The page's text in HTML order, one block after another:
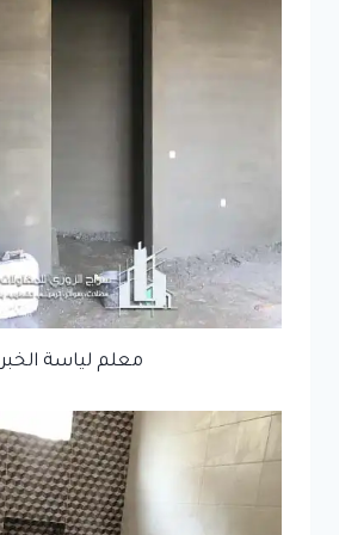
معلم لياسة الخبر